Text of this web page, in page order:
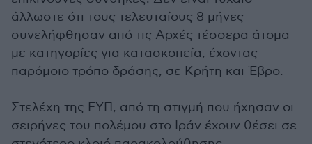
άλλωστε ότι τους τελευταίους 8 μήνες
συνελήφθησαν από τις Αρχές τέσσερα άτομα
με κατηγορίες για κατασκοπεία, έχοντας
παρόμοιο τρόπο δράσης, σε Κρήτη και Έβρο.
Στελέχη της ΕΥΠ, από τη στιγμή που ήχησαν οι
σειρήνες του πολέμου στο Ιράν έχουν θέσει σε